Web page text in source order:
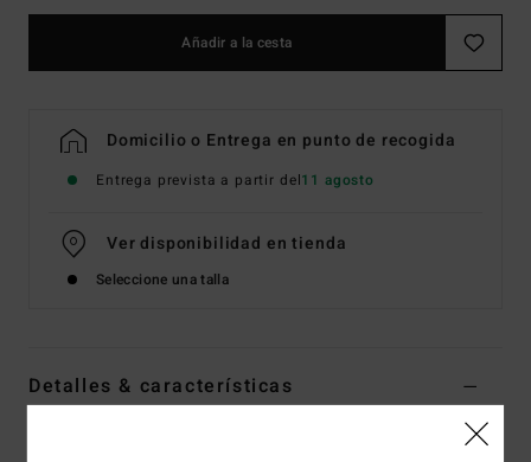
Añadir a la cesta
Domicilio o Entrega en punto de recogida
Entrega prevista a partir del11 agosto
Ver disponibilidad en tienda
Seleccione una talla
Detalles & características